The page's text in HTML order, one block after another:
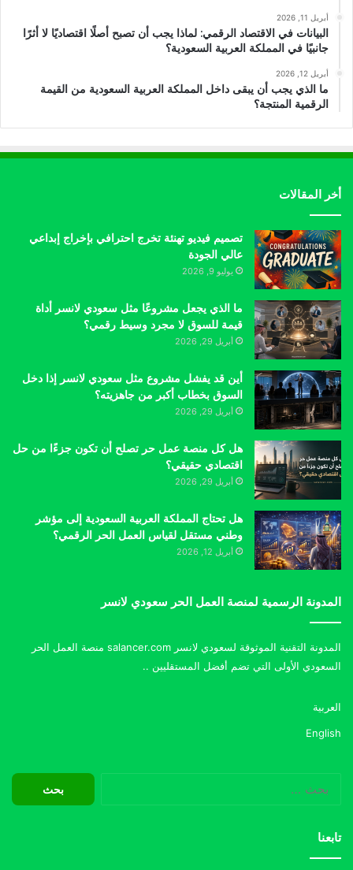
أبريل 11, 2026
البيانات في الاقتصاد الرقمي: لماذا يجب أن تصبح أصلًا اقتصاديًا لا أثرًا
جانبيًا في المملكة العربية السعودية؟
أبريل 12, 2026
ما الذي يجب أن يبقى داخل المملكة العربية السعودية من القيمة
الرقمية المنتجة؟
أخر المقالات
تصميم فيديو تهنئة تخرج احترافي بإخراج إبداعي
عالي الجودة
يوليو 9, 2026
ما الذي يجعل مشروعًا مثل سعودي لانسر أداة
قيمة للسوق لا مجرد وسيط رقمي؟
أبريل 29, 2026
أين قد يفشل مشروع مثل سعودي لانسر إذا دخل
السوق بخطاب أكبر من جاهزيته؟
أبريل 29, 2026
هل كل منصة عمل حر تصلح أن تكون جزءًا من حل
اقتصادي حقيقي؟
أبريل 29, 2026
هل تحتاج المملكة العربية السعودية إلى مؤشر
وطني مستقل لقياس العمل الحر الرقمي؟
أبريل 12, 2026
المدونة الرسمية لمنصة العمل الحر سعودي لانسر
المدونة التقنية الموثوقة لسعودي لانسر salancer.com منصة العمل الحر
السعودي الأولى التي تضم أفضل المستقليين ..
العربية
English
البحث
تابعنا